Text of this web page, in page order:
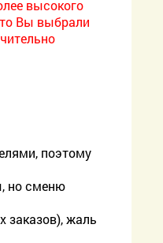
высокого
Вы выбрали
поэтому
но сменю
заказов), жаль